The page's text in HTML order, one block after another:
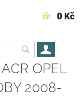
0 Kč
OPEL
2008-